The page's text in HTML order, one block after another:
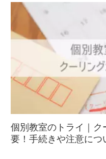
個別教室のトライ｜
要！手続きや注意につ